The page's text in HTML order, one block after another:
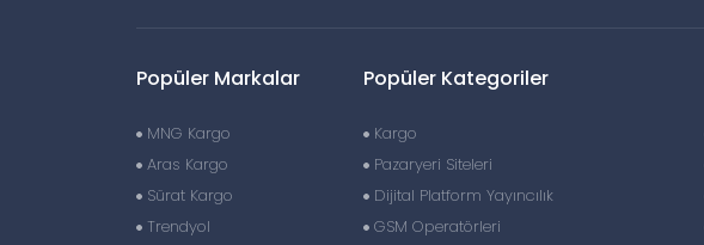
Popüler Markalar
MNG Kargo
Aras Kargo
Sürat Kargo
Trendyol
Popüler Kategoriler
Kargo
Pazaryeri Siteleri
Dijital Platform Yayıncılık
GSM Operatörleri